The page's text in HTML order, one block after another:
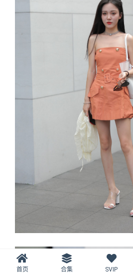
首页 合集 SVIP